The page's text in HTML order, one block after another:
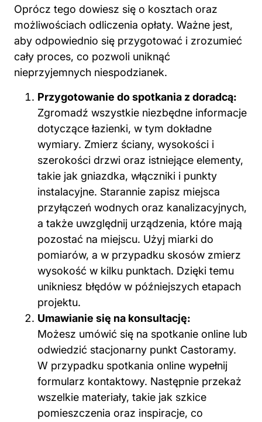
Oprócz tego dowiesz się o kosztach oraz
możliwościach odliczenia opłaty. Ważne jest,
aby odpowiednio się przygotować i zrozumieć
cały proces, co pozwoli uniknąć
nieprzyjemnych niespodzianek.
Przygotowanie do spotkania z doradcą:
Zgromadź wszystkie niezbędne informacje
dotyczące łazienki, w tym dokładne
wymiary. Zmierz ściany, wysokości i
szerokości drzwi oraz istniejące elementy,
takie jak gniazdka, włączniki i punkty
instalacyjne. Starannie zapisz miejsca
przyłączeń wodnych oraz kanalizacyjnych,
a także uwzględnij urządzenia, które mają
pozostać na miejscu. Użyj miarki do
pomiarów, a w przypadku skosów zmierz
wysokość w kilku punktach. Dzięki temu
unikniesz błędów w późniejszych etapach
projektu.
Umawianie się na konsultację:
Możesz umówić się na spotkanie online lub
odwiedzić stacjonarny punkt Castoramy.
W przypadku spotkania online wypełnij
formularz kontaktowy. Następnie przekaż
wszelkie materiały, takie jak szkice
pomieszczenia oraz inspiracje, co